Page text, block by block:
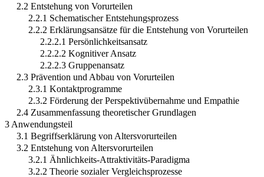
2.2 Entstehung von Vorurteilen
2.2.1 Schematischer Entstehungsprozess
2.2.2 Erklärungsansätze für die Entstehung von Vorurteilen
2.2.2.1 Persönlichkeitsansatz
2.2.2.2 Kognitiver Ansatz
2.2.2.3 Gruppenansatz
2.3 Prävention und Abbau von Vorurteilen
2.3.1 Kontaktprogramme
2.3.2 Förderung der Perspektivübernahme und Empathie
2.4 Zusammenfassung theoretischer Grundlagen
3 Anwendungsteil
3.1 Begriffserklärung von Altersvorurteilen
3.2 Entstehung von Altersvorurteilen
3.2.1 Ähnlichkeits-Attraktivitäts-Paradigma
3.2.2 Theorie sozialer Vergleichsprozesse